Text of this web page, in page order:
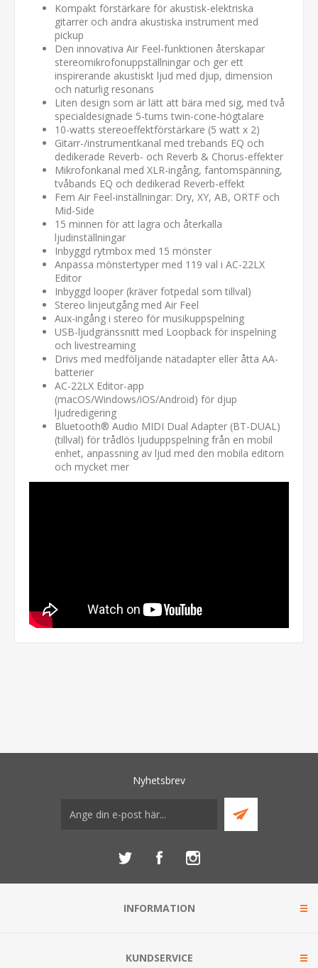
Kompakt förstärkare för akustisk-elektriska
gitarrer och andra akustiska instrument med
pickup
Den innovativa Air Feel-funktionen återskapar
stereomikrofonuppställningar och ger ett
inspirerande akustiskt ljud med djup, dimension
och naturlig resonans
Liten design som är lätt att bära med sig, med två
specialdesignade 5-tums twin-cone-högtalare
10-watts stereoeffektförstärkare (5 watt x 2)
Gitarr-/instrumentkanal med trebands EQ och
dedikerade Reverb- och Reverb & Chorus-effekter
Mikrofonkanal med XLR-ingång, fantomspänning,
tvåbands EQ och dedikerad Reverb-effekt
Fem Air Feel-inställningar: Dry, XY, AB, ORTF och
Mid-Side
15 minnen för att lagra och återkalla
ljudinställningar
Inbyggd rytmbox med 15 mönster
Anpassa mönstertyper med 119 val i AC-22LX
Editor
Inbyggd looper (kräver fotpedal som tillval)
Stereo linjeutgång med Air Feel
Aux-ingång i stereo för musikuppspelning
USB-ljudgränssnitt med Loopback för inspelning
och livestreaming
Drivs med medföljande nätadapter eller åtta AA-
batterier
AC-22LX Editor-app
(macOS/Windows/iOS/Android) för djup
ljudredigering
Bluetooth® Audio MIDI Dual Adapter (BT-DUAL)
(tillval) för trådlös ljuduppspelning från en mobil
enhet, anpassning av ljud med den mobila editorn
och mycket mer
Nyhetsbrev
INFORMATION
KUNDSERVICE